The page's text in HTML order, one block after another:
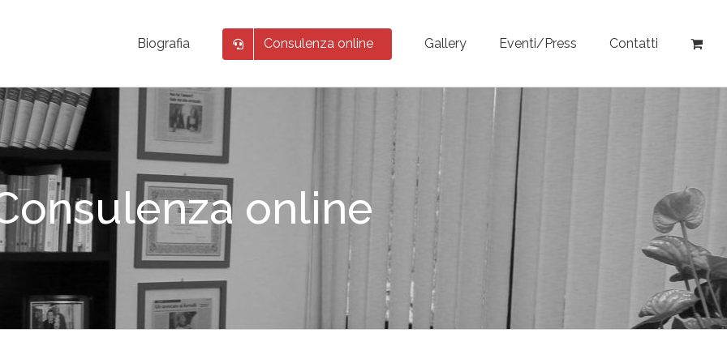
Biografia Consulenza online Gallery Eventi/Press Contatti
online